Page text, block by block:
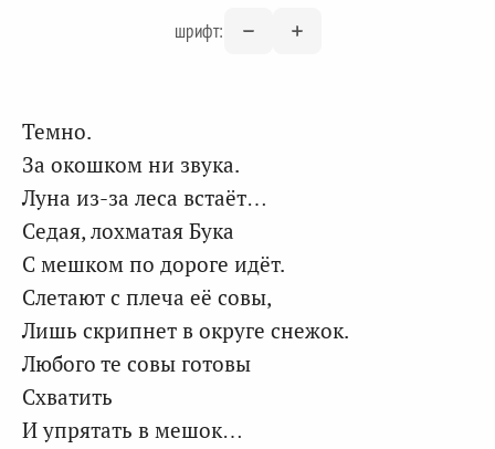
шрифт:
Темно.
За окошком ни звука.
Луна из-за леса встаёт…
Седая, лохматая Бука
С мешком по дороге идёт.
Слетают с плеча её совы,
Лишь скрипнет в округе снежок.
Любого те совы готовы
Схватить
И упрятать в мешок…